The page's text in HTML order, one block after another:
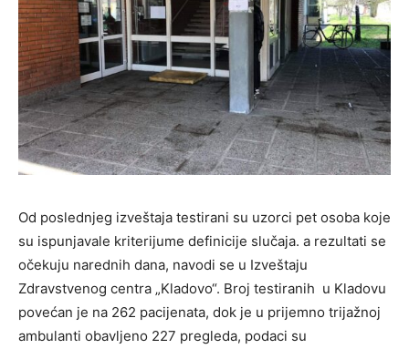
Od poslednjeg izveštaja testirani su uzorci pet osoba koje
su ispunjavale kriterijume definicije slučaja. a rezultati se
očekuju narednih dana, navodi se u Izveštaju
Zdravstvenog centra „Kladovo“. Broj testiranih u Kladovu
povećan je na 262 pacijenata, dok je u prijemno trijažnoj
ambulanti obavljeno 227 pregleda, podaci su